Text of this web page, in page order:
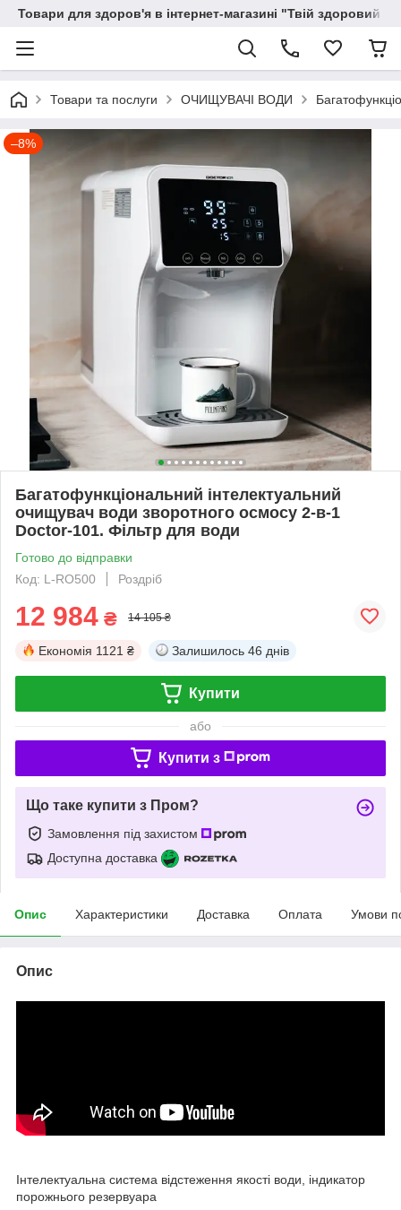
Товари для здоров'я в інтернет-магазині "Твій здоровий
Товари та послуги ОЧИЩУВАЧІ ВОДИ
–8%
Багатофункціональний інтелектуальний
очищувач води зворотного осмосу 2-в-1
Doctor-101. Фільтр для води
Готово до відправки
Код: L-RO500
Роздріб
12 984 ₴ 14 105 ₴
Економія 1121 ₴ Залишилось 46 днів
Купити
або
Купити з
Що таке купити з Пром?
Замовлення під захистом
Доступна доставка
Опис Характеристики Доставка Оплата Умови
Опис
Інтелектуальна система відстеження якості води, індикатор
порожнього резервуара